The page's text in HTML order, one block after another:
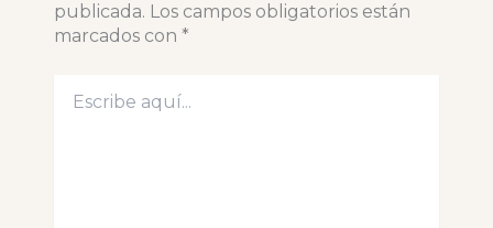
publicada. Los campos obligatorios están
marcados con *
aquí...